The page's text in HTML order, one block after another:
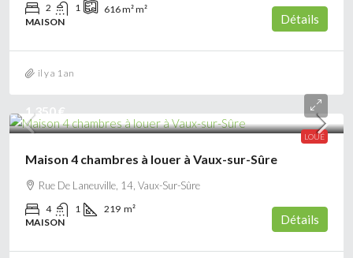
2 1 616 m²m²
MAISON
Détails
il y a 1 an
LOUÉ
1 350 €
Maison 4 chambres à louer à Vaux-sur-Sûre
Rue De Laneuville, 14, Vaux-Sur-Sûre
4 1 219 m²
MAISON
Détails